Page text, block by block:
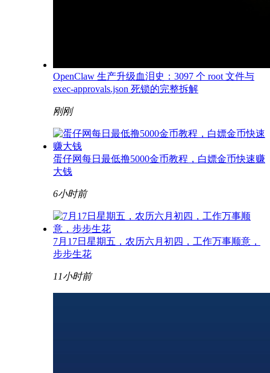
OpenClaw 生产升级血泪史：3097 个 root 文件与
exec-approvals.json 死锁的完整拆解
刚刚
蛋仔网每日最低撸5000金币教程，白嫖金币快速赚
大钱
6小时前
7月17日星期五，农历六月初四，工作万事顺意，
步步生花
11小时前